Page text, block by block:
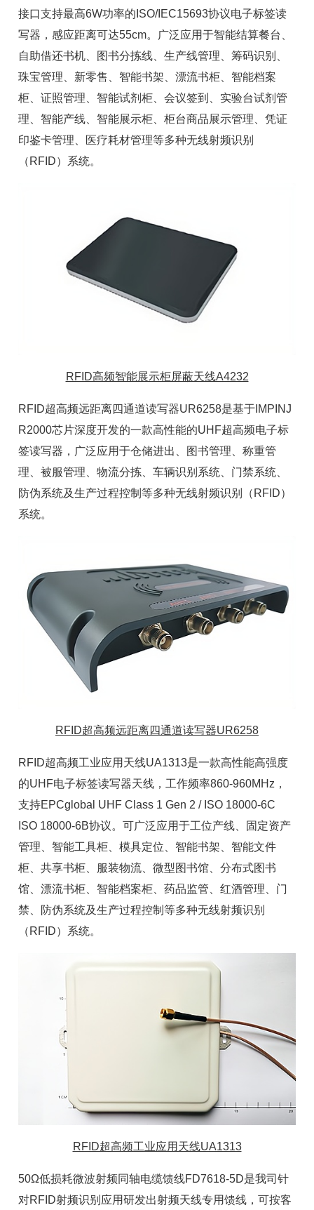
接口支持最高6W功率的ISO/IEC15693协议电子标签读
写器，感应距离可达55cm。广泛应用于智能结算餐台
自助借还书机、图书分拣线、生产线管理、筹码识别、
珠宝管理、新零售、 智能书架 、漂流书柜、 智能档案
柜 、证照管理、智能试剂柜、 会议签到
、实验台试剂管
理、 智能产线 、智能展示柜、柜台商品展示管理、凭证
印鉴卡管理、
医疗耗材管理等多种无线射频识别
（RFID）系统。
RFID高频智能展示柜屏蔽天线A4232
RFID超高频远距离四通道读写器UR6258是基于IMPINJ
R2000芯片深度开发的一款高性能的UHF超高频电子标
签读写器 ，广泛应用于仓储进出、 图书管理 、称重管
理、 被服管理 、物流分拣、 车辆识别系统 、门禁系统、
防伪系统及生产过程控制等多种无线射频识别（RFID）
系统。
RFID超高频远距离四通道读写器UR6258
RFID超高频工业应用天线UA1313是一款高性能高强度
的UHF电子标签读写器天线，工作频率860-960MHz，
支持EPCglobal UHF Class 1 Gen 2 / ISO 18000-6C
ISO 18000-6B协议。可广泛应用于工位产线、
固定资产
管理
智能工具柜 、模具定位、智能书架、 智能文件
柜 、共享书柜、服装物流、微型图书馆、分布式图书
馆、漂流书柜、 智能档案柜 、药品监管、红酒管理、门
禁、防伪系统及生产过程控制等多种无线射频识别
（RFID）系统。
RFID超高频工业应用天线UA1313
50Ω低损耗微波射频同轴电缆馈线FD7618-5D是我司针
对RFID射频识别应用研发出射频天线专用馈线，可按客